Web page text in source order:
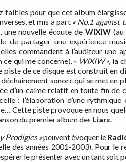
faibles pour que cet album
et mis à part « No.1 against
une nouvelle écoute de WIXIW(au
de partager une expérience
commandent à l’auditeur une
ce qui me concerne). « WIXIW », la
piste de ce disque est construit en
sonore qui se met en
d’un calme relatif en toute fin de
: l’élaboration d’une
Cette piste provoque en nous
du premier album des Liars.
Prodigies »peuvent évoquer le
des années 2001-2003). Pour le
le présenter avec un tant soit